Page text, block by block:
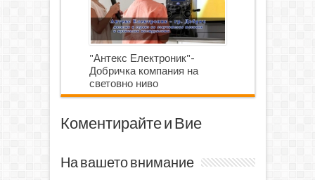
"Антекс Електроник"-
Добричка компания на
световно ниво
Коментирайте и Вие
На вашето внимание